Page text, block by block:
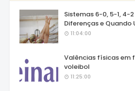
Sistemas 6-0, 5-1, 4-
Diferenças e Quando
11:04:00
Valências físicas em
voleibol
11:25:00